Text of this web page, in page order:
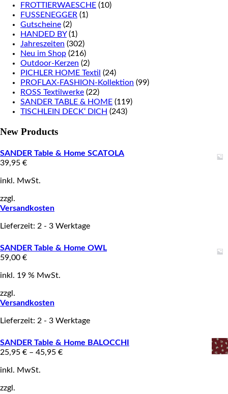
FROTTIERWAESCHE (10)
FUSSENEGGER (1)
Gutscheine (2)
HANDED BY (1)
Jahreszeiten (302)
Neu im Shop (216)
Outdoor-Kerzen (2)
PICHLER HOME Textil (24)
PROFLAX-FASHION-Kollektion (99)
ROSS Textilwerke (22)
SANDER TABLE & HOME (119)
TISCHLEIN DECK‘ DICH (243)
New Products
SANDER Table & Home SCATOLA
39,95 €
inkl. MwSt.
zzgl.
Versandkosten
Lieferzeit: 2 - 3 Werktage
SANDER Table & Home OWL
59,00 €
inkl. 19 % MwSt.
zzgl.
Versandkosten
Lieferzeit: 2 - 3 Werktage
SANDER Table & Home BALOCCHI
25,95 € – 45,95 €
inkl. MwSt.
zzgl.